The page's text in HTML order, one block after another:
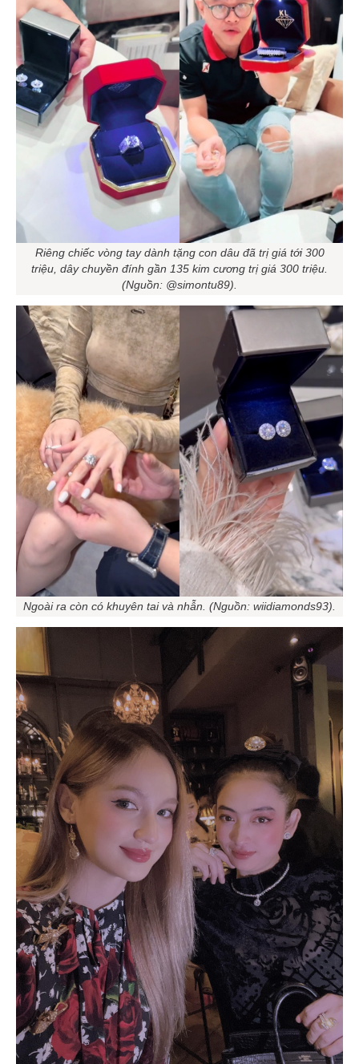
Riêng chiếc vòng tay dành tặng con dâu đã trị giá tới 300
triệu, dây chuyền đính gần 135 kim cương trị giá 300 triệu.
(Nguồn: @simontu89).
Ngoài ra còn có khuyên tai và nhẫn. (Nguồn: wiidiamonds93).